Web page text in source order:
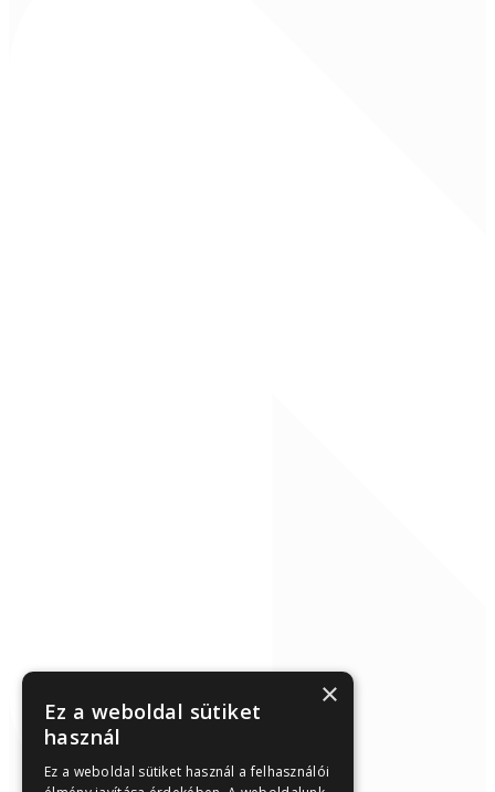
×
Ez a weboldal sütiket
használ
Ez a weboldal sütiket használ a felhasználói